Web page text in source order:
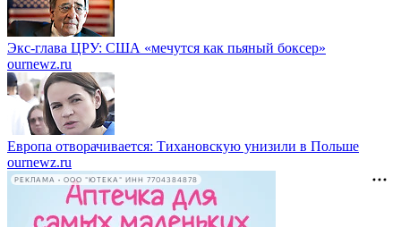
Экс-глава ЦРУ: США «мечутся как пьяный боксер»
ournewz.ru
Европа отворачивается: Тихановскую унизили в Польше
ournewz.ru
РЕКЛАМА • ООО "ЮТЕКА" ИНН 7704384878